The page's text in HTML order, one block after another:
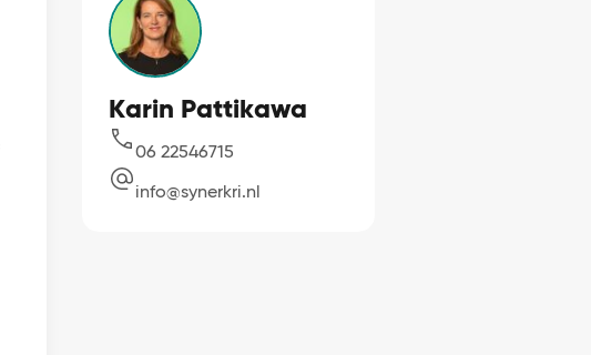
Karin Pattikawa
06 22546715
info@synerkri.nl